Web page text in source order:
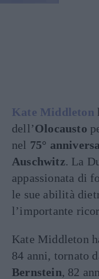
Kate Middleton
dell’Olocausto
nel 75°
Auschwitz. La
appassionata di
le sue abilità
l’importante
Kate Middleton
84 anni, tornato
Bernstein, 82